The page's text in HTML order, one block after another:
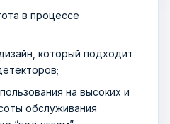
в процессе
который подходит
на высоких и
обслуживания